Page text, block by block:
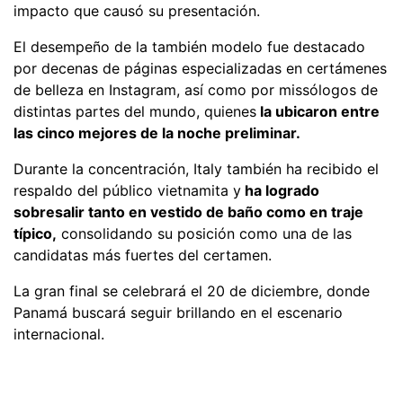
impacto que causó su presentación.
El desempeño de la también modelo fue destacado
por decenas de páginas especializadas en certámenes
de belleza en Instagram, así como por missólogos de
distintas partes del mundo, quienes la ubicaron entre
las cinco mejores de la noche preliminar.
Durante la concentración, Italy también ha recibido el
respaldo del público vietnamita y ha logrado
sobresalir tanto en vestido de baño como en traje
típico, consolidando su posición como una de las
candidatas más fuertes del certamen.
La gran final se celebrará el 20 de diciembre, donde
Panamá buscará seguir brillando en el escenario
internacional.